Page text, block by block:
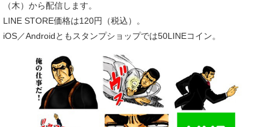
（木）から配信します。
LINE STORE価格は120円（税込）。
iOS／Androidともスタンプショップでは50LINEコイン。